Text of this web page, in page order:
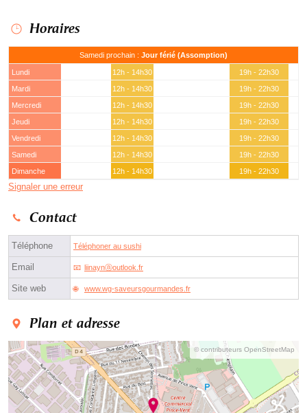
Horaires
Samedi prochain : Jour férié (Assomption)
Lundi 12h - 14h30
19h - 22h30
Mardi
12h - 14h30
19h - 22h30
Mercredi
12h - 14h30
19h - 22h30
Jeudi
12h - 14h30
19h - 22h30
Vendredi
12h - 14h30
19h - 22h30
Samedi
12h - 14h30
19h - 22h30
Dimanche
12h - 14h30 19h - 22h30
Signaler une erreur
Contact
Téléphone Téléphoner au sushi
Email liinaynⓐoutlook.fr
Site web www.wg-saveursgourmandes.fr
Plan et adresse
© contributeurs OpenStreetMap